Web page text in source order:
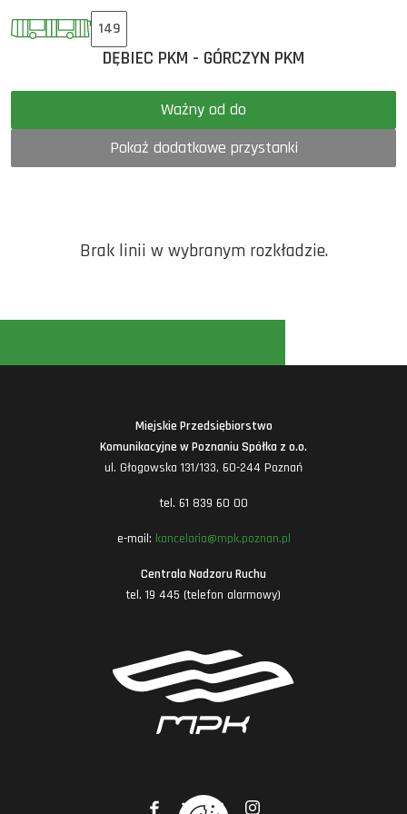
149
DĘBIEC PKM - GÓRCZYN PKM
Ważny od do
Pokaż dodatkowe przystanki
Brak linii w wybranym rozkładzie.
Miejskie Przedsiębiorstwo
Komunikacyjne w Poznaniu Spółka z o.o.
ul. Głogowska 131/133, 60-244 Poznań
tel. 61 839 60 00
e-mail: kancelaria@mpk.poznan.pl
Centrala Nadzoru Ruchu
tel. 19 445 (telefon alarmowy)